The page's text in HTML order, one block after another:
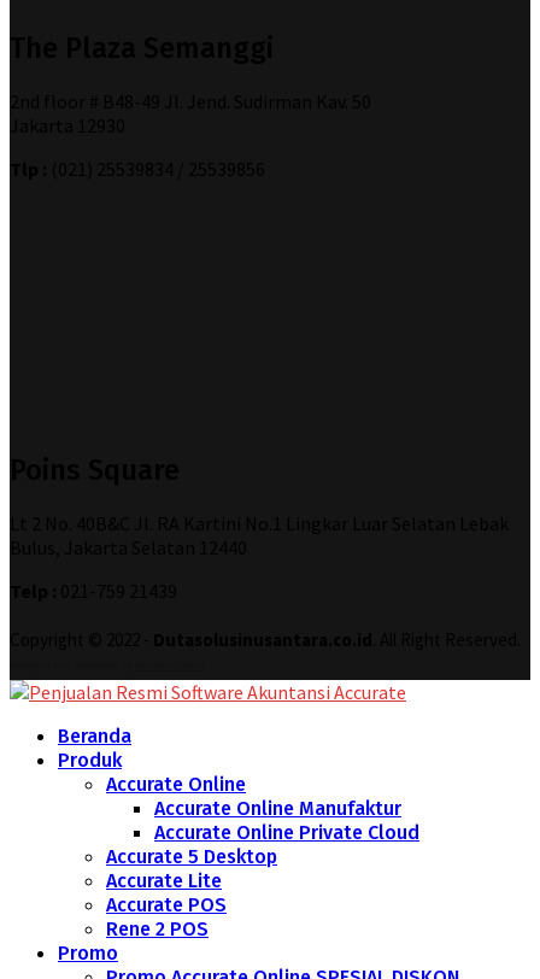
Beranda
Produk
Accurate Online
Accurate Online Manufaktur
Accurate Online Private Cloud
Accurate 5 Desktop
Accurate Lite
Accurate POS
Rene 2 POS
Promo